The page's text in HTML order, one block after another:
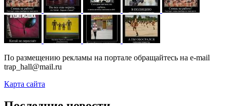
По размещению рекламы на портале обращайтесь на e-mail
trap_hall@mail.ru
Карта сайта